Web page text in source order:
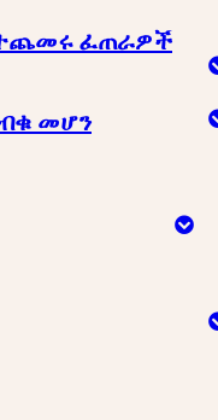
ፈጠራዎች
መሆን